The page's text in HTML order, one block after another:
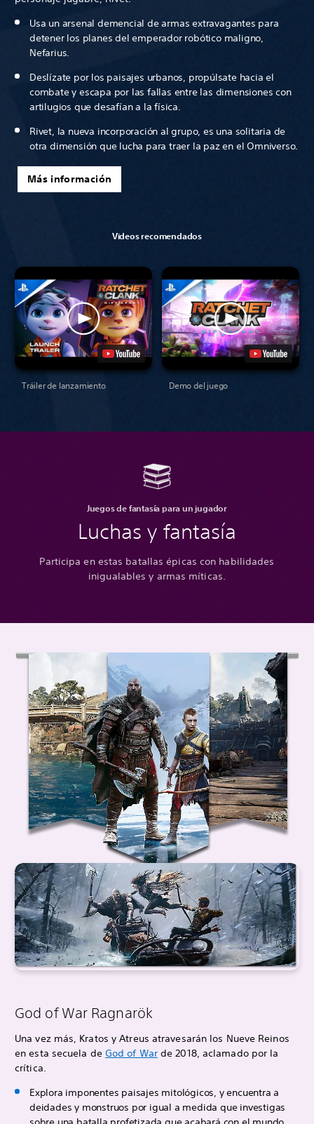
Usa un arsenal demencial de armas extravagantes para
detener los planes del emperador robótico maligno,
Nefarius.
Deslízate por los paisajes urbanos, propúlsate hacia el
combate y escapa por las fallas entre las dimensiones con
artilugios que desafían a la física.
Rivet, la nueva incorporación al grupo, es una solitaria de
otra dimensión que lucha para traer la paz en el Omniverso.
Más información
Videos recomendados
Tráiler de lanzamiento Demo del juego
Juegos de fantasía para un jugador
Luchas y fantasía
Participa en estas batallas épicas con habilidades
inigualables y armas míticas.
God of War Ragnarök
Una vez más, Kratos y Atreus atravesarán los Nueve Reinos
en esta secuela de God of Warde 2018, aclamado por la
crítica.
Explora imponentes paisajes mitológicos, y encuentra a
deidades y monstruos por igual a medida que investigas